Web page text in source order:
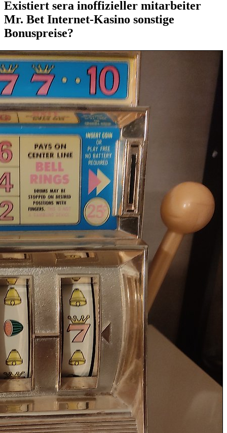
Existiert sera inoffizieller mitarbeiter
Mr. Bet Internet-Kasino sonstige
Bonuspreise?